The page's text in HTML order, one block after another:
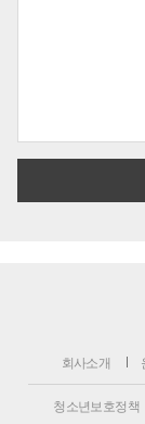
회사소개
청소년보호정책